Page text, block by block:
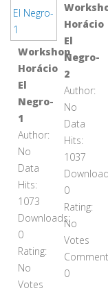
Workshop
Horácio
El
Negro-
1
Author:
No
Data
Hits:
1073
Downloads:
0
Rating:
No
Votes
Horácio
El
Negro-
2
Author:
No
Data
Hits:
1037
0
Rating:
No
Votes
0